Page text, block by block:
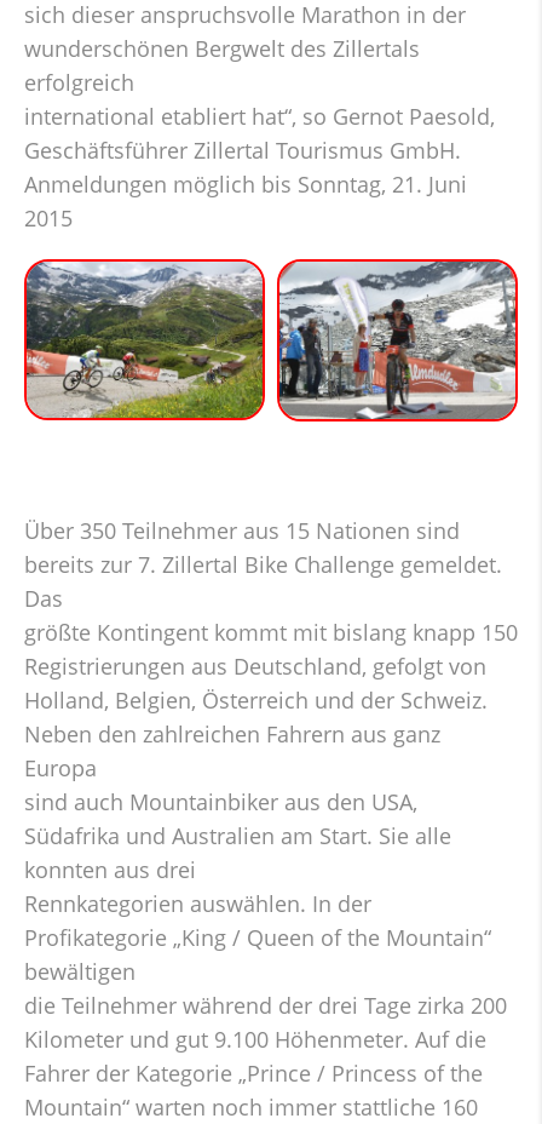
sich dieser anspruchsvolle Marathon in der
wunderschönen Bergwelt des Zillertals
erfolgreich
international etabliert hat“, so Gernot Paesold,
Geschäftsführer Zillertal Tourismus GmbH.
Anmeldungen möglich bis Sonntag, 21. Juni
2015
Über 350 Teilnehmer aus 15 Nationen sind
bereits zur 7. Zillertal Bike Challenge gemeldet.
Das
größte Kontingent kommt mit bislang knapp 150
Registrierungen aus Deutschland, gefolgt von
Holland, Belgien, Österreich und der Schweiz.
Neben den zahlreichen Fahrern aus ganz
Europa
sind auch Mountainbiker aus den USA,
Südafrika und Australien am Start. Sie alle
konnten aus drei
Rennkategorien auswählen. In der
Profikategorie „King / Queen of the Mountain“
bewältigen
die Teilnehmer während der drei Tage zirka 200
Kilometer und gut 9.100 Höhenmeter. Auf die
Fahrer der Kategorie „Prince / Princess of the
Mountain“ warten noch immer stattliche 160